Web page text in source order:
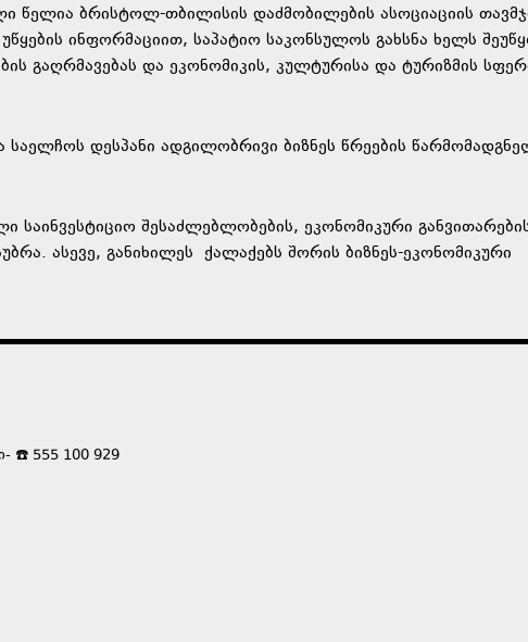
წელია ბრისტოლ-თბილისის დაძმობილების ასოციაციის
ინფორმაციით, საპატიო საკონსულოს გახსნა ხელს
გაღრმავებას და ეკონომიკის, კულტურისა და ტურიზმის
დესპანი ადგილობრივი ბიზნეს წრეების
საინვესტიციო შესაძლებლობების, ეკონომიკური
ასევე, განიხილეს ქალაქებს შორის ბიზნეს-ეკონომიკური
☎️ 555 100 929